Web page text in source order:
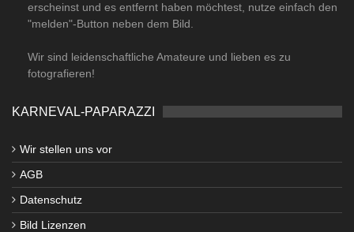
erscheinst und es entfernt haben möchtest, nutze einfach den
"melden"-Button neben dem Bild.
Wir sind leidenschaftliche Amateure und lieben es zu
fotografieren!
KARNEVAL-PAPARAZZI
Wir stellen uns vor
AGB
Datenschutz
Bild Lizenzen